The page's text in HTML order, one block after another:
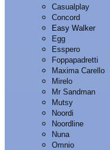
Casualplay
Concord
Easy Walker
Egg
Esspero
Foppapadretti
Maxima Carello
Mirelo
Mr Sandman
Mutsy
Noordi
Noordline
Nuna
Omnio